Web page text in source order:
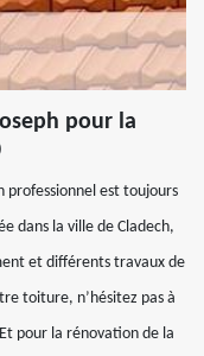
pour la
professionnel est toujours
dans la ville de Cladech,
et différents travaux de
toiture, n’hésitez pas à
pour la rénovation de la